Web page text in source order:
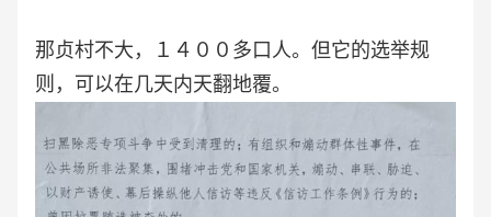
那贞村不大，１４００多口人。但它的选举规
则，可以在几天内天翻地覆。